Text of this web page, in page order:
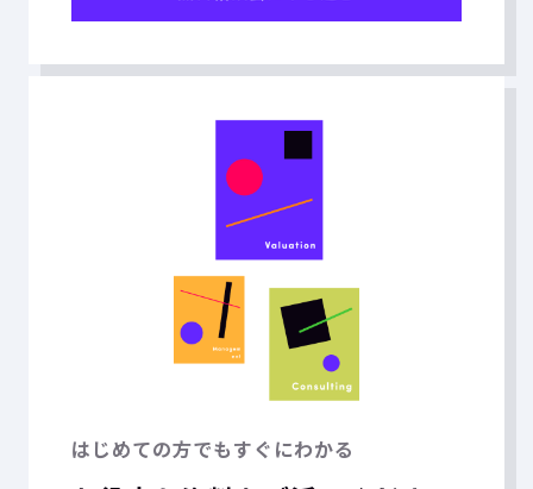
はじめての方でもすぐにわかる